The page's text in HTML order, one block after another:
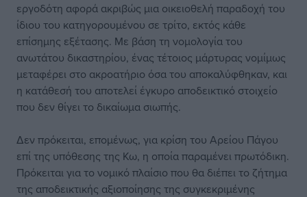
εργοδότη αφορά ακριβώς μια οικειοθελή παραδοχή του
ίδιου του κατηγορουμένου σε τρίτο, εκτός κάθε
επίσημης εξέτασης. Με βάση τη νομολογία του
ανωτάτου δικαστηρίου, ένας τέτοιος μάρτυρας νομίμως
μεταφέρει στο ακροατήριο όσα του αποκαλύφθηκαν, και
η κατάθεσή του αποτελεί έγκυρο αποδεικτικό στοιχείο
που δεν θίγει το δικαίωμα σιωπής.
Δεν πρόκειται, επομένως, για κρίση του Αρείου Πάγου
επί της υπόθεσης της Κω, η οποία παραμένει πρωτόδικη.
Πρόκειται για το νομικό πλαίσιο που θα διέπει το ζήτημα
της αποδεικτικής αξιοποίησης της συγκεκριμένης